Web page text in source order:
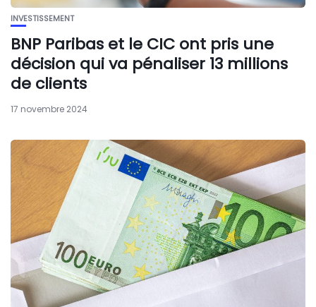
INVESTISSEMENT
BNP Paribas et le CIC ont pris une
décision qui va pénaliser 13 millions
de clients
17 novembre 2024